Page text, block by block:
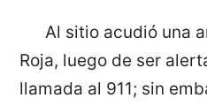
Al sitio acudió una
Roja, luego de ser
llamada al 911; sin